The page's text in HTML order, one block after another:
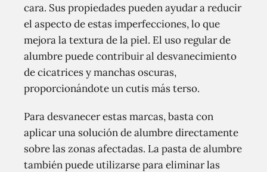
cara. Sus propiedades pueden ayudar a reducir
el aspecto de estas imperfecciones, lo que
mejora la textura de la piel. El uso regular de
alumbre puede contribuir al desvanecimiento
de cicatrices y manchas oscuras,
proporcionándote un cutis más terso.
Para desvanecer estas marcas, basta con
aplicar una solución de alumbre directamente
sobre las zonas afectadas. La pasta de alumbre
también puede utilizarse para eliminar las